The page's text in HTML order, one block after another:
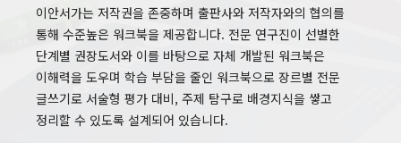
이안서가는 저작권을 존중하며 출판사와 저작자와의 협의를
통해 수준높은 워크북을 제공합니다. 전문 연구진이 선별한
단계별 권장도서와 이를 바탕으로 자체 개발된 워크북은
이해력을 도우며 학습 부담을 줄인 워크북으로 장르별 전문
글쓰기로 서술형 평가 대비, 주제 탐구로 배경지식을 쌓고
정리할 수 있도록 설계되어 있습니다.